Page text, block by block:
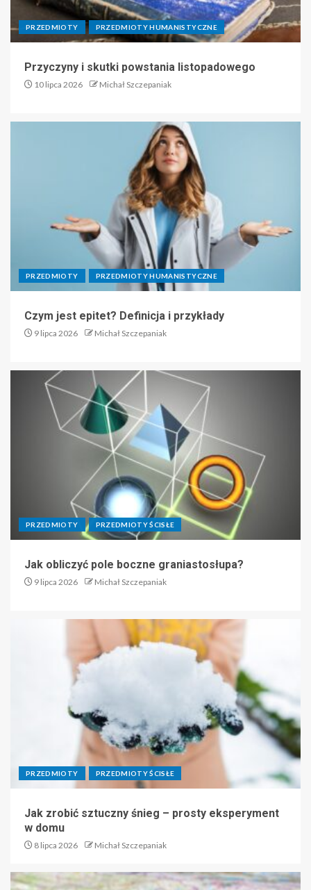
PRZEDMIOTY PRZEDMIOTY HUMANISTYCZNE
Przyczyny i skutki powstania listopadowego
10 lipca 2026 Michał Szczepaniak
PRZEDMIOTY PRZEDMIOTY HUMANISTYCZNE
Czym jest epitet? Definicja i przykłady
9 lipca 2026 Michał Szczepaniak
PRZEDMIOTY PRZEDMIOTY ŚCISŁE
Jak obliczyć pole boczne graniastosłupa?
9 lipca 2026 Michał Szczepaniak
PRZEDMIOTY PRZEDMIOTY ŚCISŁE
Jak zrobić sztuczny śnieg – prosty eksperyment
w domu
8 lipca 2026 Michał Szczepaniak